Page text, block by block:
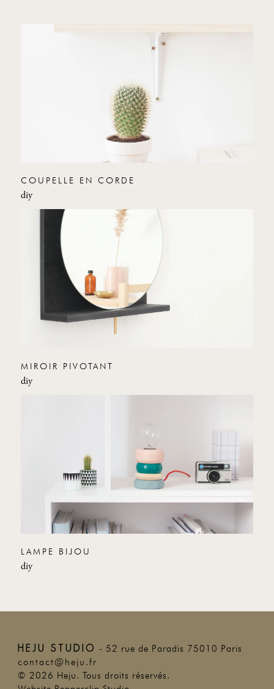
COUPELLE EN CORDE
diy
MIROIR PIVOTANT
diy
LAMPE BIJOU
diy
HEJU STUDIO - 52 rue de Paradis 75010 Paris
contact@heju.fr
© 2026 Heju. Tous droits réservés.